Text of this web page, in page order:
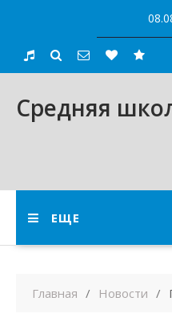
content
Средняя
ЕЩЕ
Главная Новости